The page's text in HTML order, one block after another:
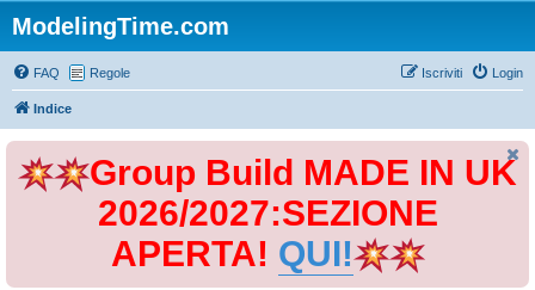
ModelingTime.com
FAQ Regole Login
Iscriviti
Indice
Group Build MADE IN UK
2026/2027:SEZIONE
APERTA! QUI!